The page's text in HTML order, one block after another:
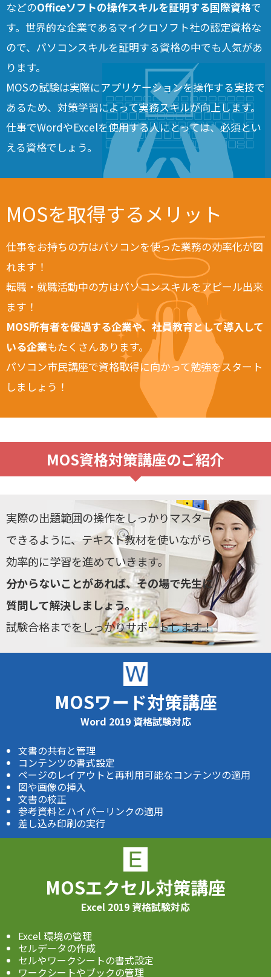
などのOfficeソフトの操作スキルを証明する国際資格で
す。世界的な企業であるマイクロソフト社の認定資格な
ので、パソコンスキルを証明する資格の中でも人気があ
ります。
MOSの試験は実際にアプリケーションを操作する実技で
あるため、対策学習によって実務スキルが向上します。
仕事でWordやExcelを使用する人にとっては、必須とい
える資格でしょう。
MOSを取得するメリット
仕事をお持ちの方はパソコンを使った業務の効率化が図
れます！
転職・就職活動中の方はパソコンスキルをアピール出来
ます！
MOS所有者を優遇する企業や、社員教育として導入して
いる企業もたくさんあります。
パソコン市民講座で資格取得に向かって勉強をスタート
しましょう！
MOS資格対策講座のご紹介
実際の出題範囲の操作をしっかりマスター
できるように、テキスト教材を使いながら
効率的に学習を進めていきます。
分からないことがあれば、その場で先生に
質問して解決しましょう。
試験合格までをしっかりサポートします！
MOSワード対策講座
Word 2019 資格試験対応
文書の共有と管理
コンテンツの書式設定
ページのレイアウトと再利用可能なコンテンツの適用
図や画像の挿入
文書の校正
参考資料とハイパーリンクの適用
差し込み印刷の実行
MOSエクセル対策講座
Excel 2019 資格試験対応
Excel 環境の管理
セルデータの作成
セルやワークシートの書式設定
ワークシートやブックの管理